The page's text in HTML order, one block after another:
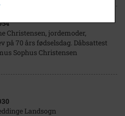
Christensen, jordemoder,
på 70 års fødselsdag. Dåbsattest
Sophus Christensen
Landsogn